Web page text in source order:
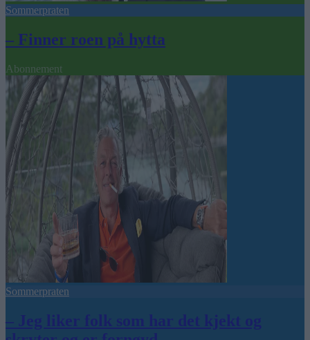
Sommerpraten
– Finner roen på hytta
Abonnement
Sommerpraten
– Jeg liker folk som har det kjekt og